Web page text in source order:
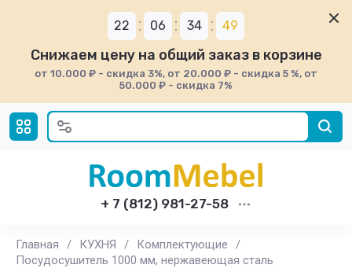
22 06 34 48
Снижаем цену на общий заказ в корзине
от 10.000 ₽ - скидка 3%, от 20.000 ₽ - скидка 5 %, от
50.000 ₽ - скидка 7%
+ 7 (812) 981-27-58
Главная / КУХНЯ / Комплектующие
/
Посудосушитель 1000 мм, нержавеющая сталь